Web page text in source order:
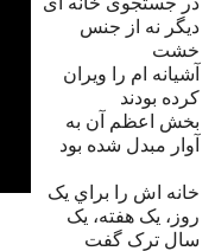
دیگر نه از جنس
خشت
آشیانه ام را ویران
کرده بودند
بخش اعظم آن به
آوار مبدل شده بود
خانه اش را براي يک
روز، يک هفته، يک
سال ترک گفت